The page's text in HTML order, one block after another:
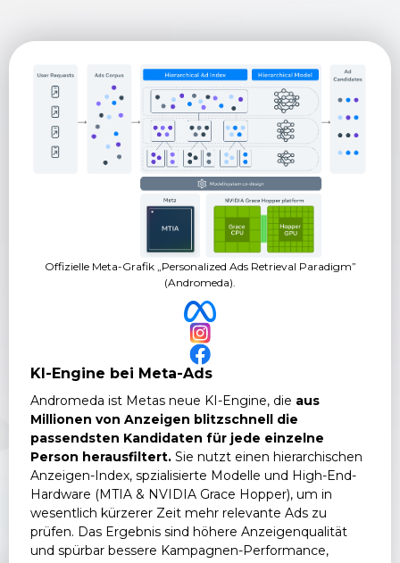
Offizielle Meta-Grafik „Personalized Ads Retrieval Paradigm”
(Andromeda).
KI-Engine bei Meta-Ads
Andromeda ist Metas neue KI-Engine, die aus
Millionen von Anzeigen blitzschnell die
passendsten Kandidaten für jede einzelne
Person herausfiltert. Sie nutzt einen hierarchischen
Anzeigen-Index, spzialisierte Modelle und High-End-
Hardware (MTIA & NVIDIA Grace Hopper), um in
wesentlich kürzerer Zeit mehr relevante Ads zu
prüfen. Das Ergebnis sind höhere Anzeigenqualität
und spürbar bessere Kampagnen-Performance,